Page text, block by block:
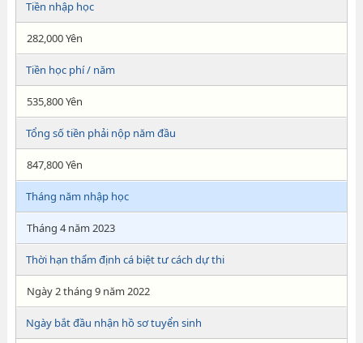
Tiền nhập học
282,000 Yên
Tiền học phí / năm
535,800 Yên
Tổng số tiền phải nộp năm đầu
847,800 Yên
Tháng năm nhập học
Tháng 4 năm 2023
Thời hạn thẩm định cá biệt tư cách dự thi
Ngày 2 tháng 9 năm 2022
Ngày bắt đầu nhận hồ sơ tuyển sinh